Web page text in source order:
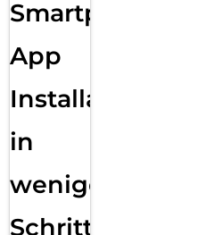
Smartphone
App
Installation
in
wenigen
Schritten